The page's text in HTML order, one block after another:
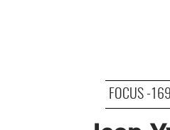
FOCUS -